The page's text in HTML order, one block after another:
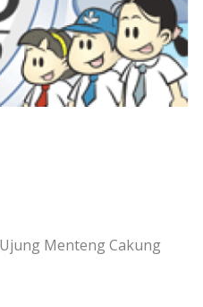
Ujung Menteng Cakung